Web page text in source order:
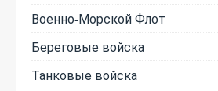
Военно-Морской Флот
Береговые войска
Танковые войска